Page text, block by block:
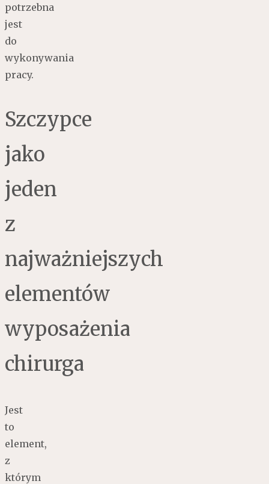
potrzebna
jest
do
wykonywania
pracy.
Szczypce
jako
jeden
z
najważniejszych
elementów
wyposażenia
chirurga
Jest
to
element,
z
którym